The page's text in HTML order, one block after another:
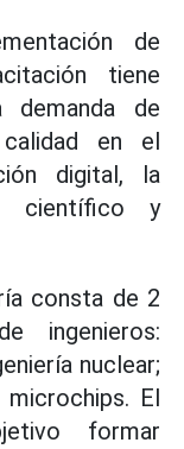
de
tiene
de
en el
digital, la
científico y
consta de 2
ingenieros:
nuclear;
El
formar